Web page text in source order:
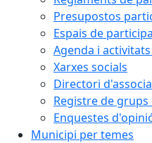
Presupostos
Espais de
Agenda i
Xarxes socials
Directori
Registre de
Enquestes
Municipi per temes